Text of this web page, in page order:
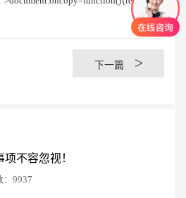
下一篇 >
不容忽视！
：9937